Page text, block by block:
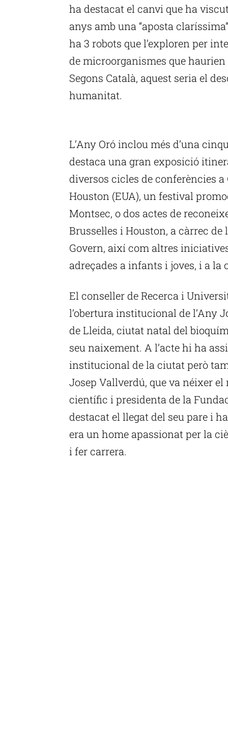
ha destacat el canvi que ha
anys amb una “aposta
ha 3 robots que l’exploren per
de microorganismes que
Segons Català, aquest seria el
humanitat.
L’Any Oró inclou més d’una
destaca una gran exposició
diversos cicles de conferències
Houston (EUA), un festival
Montsec, o dos actes de
Brussel·les i Houston, a càrrec
Govern, així com altres
adreçades a infants i joves, i a la
El conseller de Recerca i
l’obertura institucional de l’Any
de Lleida, ciutat natal del
seu naixement. A l’acte hi ha
institucional de la ciutat però
Josep Vallverdú, que va néixer
científic i presidenta de la
destacat el llegat del seu pare i
era un home apassionat per la
i fer carrera.